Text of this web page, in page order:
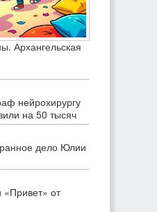
Архангельская
нейрохирургу
на 50 тысяч
дело Юлии
от